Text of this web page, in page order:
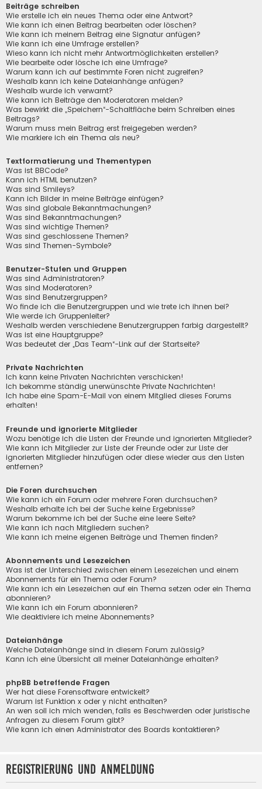
Beiträge schreiben
Wie erstelle ich ein neues Thema oder eine Antwort?
Wie kann ich einen Beitrag bearbeiten oder löschen?
Wie kann ich meinem Beitrag eine Signatur anfügen?
Wie kann ich eine Umfrage erstellen?
Wieso kann ich nicht mehr Antwortmöglichkeiten erstellen?
Wie bearbeite oder lösche ich eine Umfrage?
Warum kann ich auf bestimmte Foren nicht zugreifen?
Weshalb kann ich keine Dateianhänge anfügen?
Weshalb wurde ich verwarnt?
Wie kann ich Beiträge den Moderatoren melden?
Was bewirkt die „Speichern“-Schaltfläche beim Schreiben eines
Beitrags?
Warum muss mein Beitrag erst freigegeben werden?
Wie markiere ich ein Thema als neu?
Textformatierung und Thementypen
Was ist BBCode?
Kann ich HTML benutzen?
Was sind Smileys?
Kann ich Bilder in meine Beiträge einfügen?
Was sind globale Bekanntmachungen?
Was sind Bekanntmachungen?
Was sind wichtige Themen?
Was sind geschlossene Themen?
Was sind Themen-Symbole?
Benutzer-Stufen und Gruppen
Was sind Administratoren?
Was sind Moderatoren?
Was sind Benutzergruppen?
Wo finde ich die Benutzergruppen und wie trete ich ihnen bei?
Wie werde ich Gruppenleiter?
Weshalb werden verschiedene Benutzergruppen farbig dargestellt?
Was ist eine Hauptgruppe?
Was bedeutet der „Das Team“-Link auf der Startseite?
Private Nachrichten
Ich kann keine Privaten Nachrichten verschicken!
Ich bekomme ständig unerwünschte Private Nachrichten!
Ich habe eine Spam-E-Mail von einem Mitglied dieses Forums
erhalten!
Freunde und ignorierte Mitglieder
Wozu benötige ich die Listen der Freunde und ignorierten Mitglieder?
Wie kann ich Mitglieder zur Liste der Freunde oder zur Liste der
ignorierten Mitglieder hinzufügen oder diese wieder aus den Listen
entfernen?
Die Foren durchsuchen
Wie kann ich ein Forum oder mehrere Foren durchsuchen?
Weshalb erhalte ich bei der Suche keine Ergebnisse?
Warum bekomme ich bei der Suche eine leere Seite?
Wie kann ich nach Mitgliedern suchen?
Wie kann ich meine eigenen Beiträge und Themen finden?
Abonnements und Lesezeichen
Was ist der Unterschied zwischen einem Lesezeichen und einem
Abonnements für ein Thema oder Forum?
Wie kann ich ein Lesezeichen auf ein Thema setzen oder ein Thema
abonnieren?
Wie kann ich ein Forum abonnieren?
Wie deaktiviere ich meine Abonnements?
Dateianhänge
Welche Dateianhänge sind in diesem Forum zulässig?
Kann ich eine Übersicht all meiner Dateianhänge erhalten?
phpBB betreffende Fragen
Wer hat diese Forensoftware entwickelt?
Warum ist Funktion x oder y nicht enthalten?
An wen soll ich mich wenden, falls es Beschwerden oder juristische
Anfragen zu diesem Forum gibt?
Wie kann ich einen Administrator des Boards kontaktieren?
Registrierung und Anmeldung